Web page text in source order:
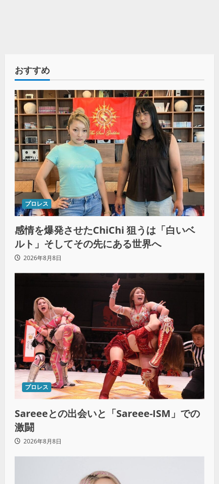
おすすめ
プロレス
感情を爆発させたChiChi 狙うは「白いベ
ルト」そしてその先にある世界へ
2026年8月8日
プロレス
Sareeeとの出会いと「Sareee-ISM」での
激闘
2026年8月8日